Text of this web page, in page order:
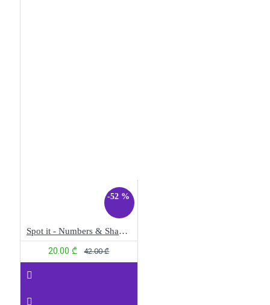
-52 %
Spot it - Numbers & Shapes
20.00 ₾ 42.00 ₾